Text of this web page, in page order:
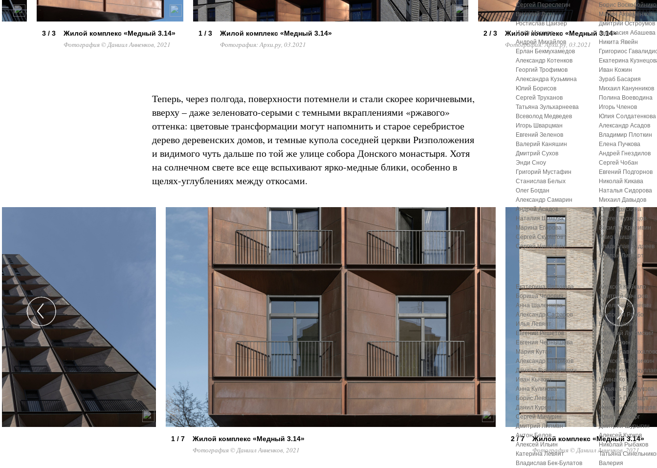
3 / 3 Жилой комплекс «Медный 3.14»
Фотография © Даниил Анненков, 2021
1 / 3 Жилой комплекс «Медный 3.14»
Фотография: Архи.ру, 03.2021
2 / 3 Жилой комплекс «Медный 3.14»
Фотография: Архи.ру, 03.2021
Теперь, через полгода, поверхности потемнели и стали скорее коричневыми,
вверху – даже зеленовато-серыми с темными вкраплениями «ржавого»
оттенка: цветовые трансформации могут напомнить и старое серебристое
дерево деревенских домов, и темные купола соседней церкви Ризположения
и видимого чуть дальше по той же улице собора Донского монастыря. Хотя
на солнечном свете все еще вспыхивают ярко-медные блики, особенно в
щелях-углублениях между откосами.
1 / 7 Жилой комплекс «Медный 3.14»
Фотография © Даниил Анненков, 2021
2 / 7 Жилой комплекс «Медный 3.14»
Фотография © Даниил Анненков, 2021
Сергей Переслегин
Виталий Лутц
Ростислав Цайзер
Илья Машков
Андрей Михайлов
Ерлан Бекмухамедов
Александр Котенков
Георгий Трофимов
Александра Кузьмина
Юлий Борисов
Сергей Труханов
Татьяна Зульхарнеева
Всеволод Медведев
Игорь Шварцман
Евгений Зеленов
Валерий Каняшин
Дмитрий Сухов
Энди Сноу
Григорий Мустафин
Станислав Белых
Олег Богдан
Александр Самарин
Андрей Асадов
Наталия Шилова
Марина Егорова
Сергей Скуратов
Сергей Никешкин
Борис
Мария Ахременкова
Дмитрий Остроумов
Анастасия Абашева
Никита Явейн
Григориос
Екатерина
Иван Кожин
Зураб Басария
Михаил Канунников
Полина Воеводина
Игорь Членов
Юлия Солдатенкова
Александр Асадов
Владимир Плоткин
Елена Пучкова
Андрей Гнездилов
Сергей Чобан
Евгений Подгорнов
Николай Кикава
Наталья Сидорова
Михаил Давыдов
Юлия Тряскина
Сергей Кузнецов
Василий Крапивин
Раис Баишев
Владислав Андреев
Степан Липгарт
Екатерина Ляпунова
Бориша Чорович
Анна Шаленкова
Александр Сафаров
Илья Левянт
Евгений Решетов
Евгения Чернышева
Мария Кутай
Александр Стариков
Данило Вукосавлевич
Иван Кычкин
Анна Куликова
Борис Левянт
Данил Куров
Сергей Мичурин
Дмитрий Липман
Антон Белов
Алексей Ильин
Катерина Левянт
Владислав Бек-Булатов
Алексей Кибкало
Дмитрий Овчаров
Ангелина Яшкевич
Виктория Раубо
Юлия Мусина
Валерий Лукомский
Илья Уткин
Станислав
Алексей Афоничкин
Екатерина
Ирина Котова
Татьяна Бузулукова
Алексей Полищук
Николай Миловидов
Илья Гринберг
Дмитрий Шурыгин
Алексей Курков
Николай Рыбаков
Татьяна
Валерия